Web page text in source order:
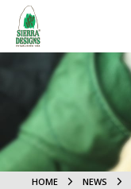
HOME NEWS